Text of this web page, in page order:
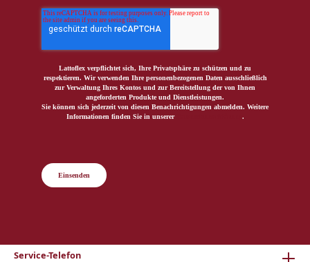
Lattoflex verpflichtet sich, Ihre Privatsphäre zu schützen und zu
respektieren. Wir verwenden Ihre personenbezogenen Daten ausschließlich
zur Verwaltung Ihres Kontos und zur Bereitstellung der von Ihnen
angeforderten Produkte und Dienstleistungen.
Sie können sich jederzeit von diesen Benachrichtigungen abmelden. Weitere
Informationen finden Sie in unserer
.
Einsenden
Service-Telefon